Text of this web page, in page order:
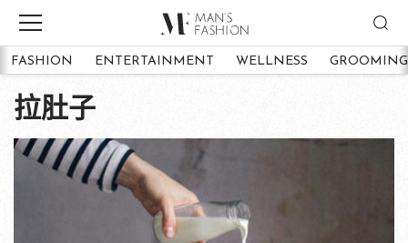
FASHION ENTERTAINMENT WELLNESS GROOMING
拉肚子